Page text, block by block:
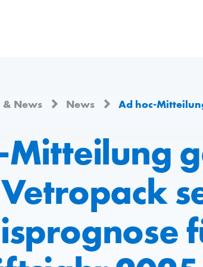
& News News Ad hoc-Mitteilung gemäss Art.
Mitteilung